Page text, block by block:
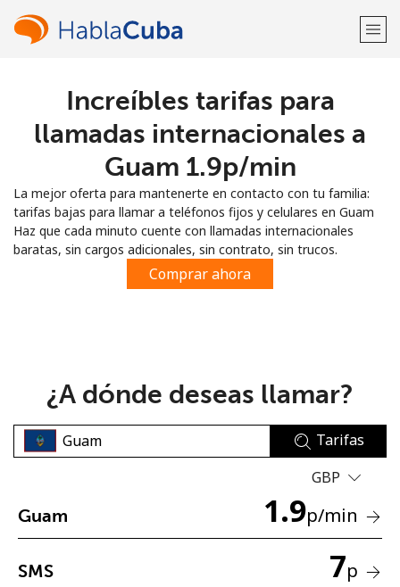
¡Bienvenido!
Regístrate con
No se ha creado una contraseña
Mínimo 8 caracteres
Increíbles tarifas para
llamadas internacionales a
Guam ⁦1.9p⁩/min
La mejor oferta para mantenerte en contacto con tu familia:
tarifas bajas para llamar a teléfonos fijos y celulares en Guam
Haz que cada minuto cuente con llamadas internacionales
baratas, sin cargos adicionales, sin contrato, sin trucos.
Comprar ahora
¿A dónde deseas llamar?
Tarifas
GBP
Guam 1.9p/min
SMS 7p